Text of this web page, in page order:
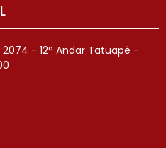
- 12° Andar Tatuapé -